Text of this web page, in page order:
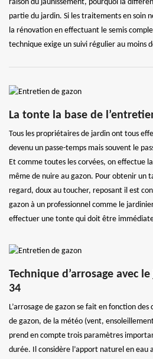
raison du jaunissement, pourquoi la
partie du jardin. Si les traitements en soin
la rénovation en effectuant le semis
technique exige un suivi régulier au moins
La tonte la base de
Tous les propriétaires de jardin ont tous
devenu un passe-temps mais souvent le
Et comme toutes les corvées, on effectue
même de nuire au gazon. Pour obtenir un
regard, doux au toucher, reposant il est
gazon à un professionnel comme le
effectuer une tonte qui doit être
Technique d’arrosage avec
34
L’arrosage de gazon se fait en fonction
de gazon, de la météo (vent,
prend en compte trois paramètres
durée. Il considère l’apport naturel en eau